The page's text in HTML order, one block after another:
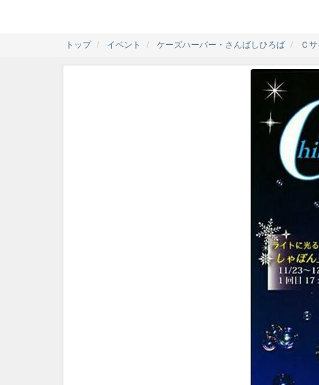
トップ イベント ケーズハーバー・さんばしひろば Ｃ